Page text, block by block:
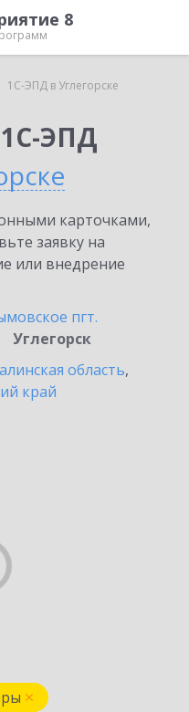
8
1С-ЭПД в Углегорске
ЭПД
карточками,
заявку на
или внедрение
пгт.
Углегорск
область,
край